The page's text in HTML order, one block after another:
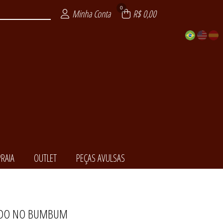
Minha Conta 0 R$ 0,00
OUTLET PEÇAS AVULSAS
NO BUMBUM